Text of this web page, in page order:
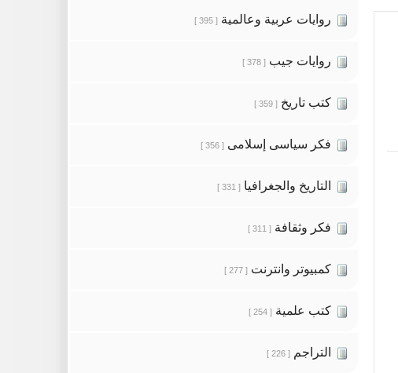
روايات عربية وعالمية [ 395 ]
روايات جيب [ 378 ]
كتب تاريخ [ 359 ]
فكر سياسى إسلامى [ 356 ]
التاريخ والجغرافيا [ 331 ]
فكر وثقافة [ 311 ]
كمبيوتر وانترنت [ 277 ]
كتب علمية [ 254 ]
التراجم [ 226 ]